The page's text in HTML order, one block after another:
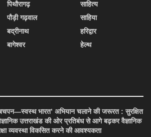
पिथौरागढ़
पौड़ी गढ़वाल
बद्रीनाथ
बागेश्वर
साहित्य
साहिया
हरिद्वार
हेल्थ
भारत’ अभियान चलाने की जरूरत : सुरक्षित
उत्तराखंड की ओर प्रतिबंध से आगे बढ़कर वैज्ञानिक
व्यवस्था विकसित करने की आवश्यकता